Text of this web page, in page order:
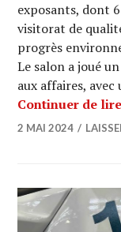
exposants, dont
visitorat de
progrès
Le salon a joué
aux affaires,
Continuer de lire
2 MAI 2024